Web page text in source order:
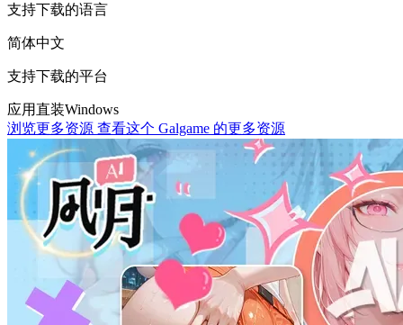
支持下载的语言
简体中文
支持下载的平台
应用直装Windows
浏览更多资源 查看这个 Galgame 的更多资源